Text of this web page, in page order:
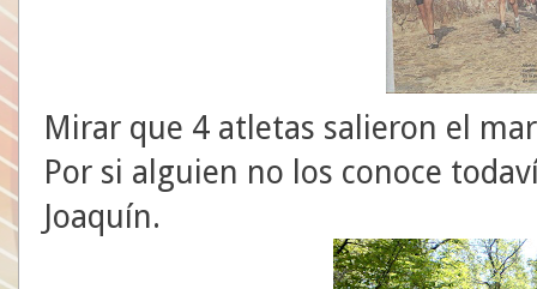
Mirar que 4 atletas salieron el
Por si alguien no los conoce
Joaquín.